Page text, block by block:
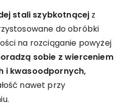
stali szybkotnącej z
do obróbki
na rozciąganie powyżej
sobie z wierceniem
i kwasoodpornych,
nawet przy